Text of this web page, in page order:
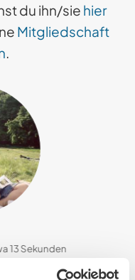
du ihn/sie hier
Mitgliedschaft
13 Sekunden